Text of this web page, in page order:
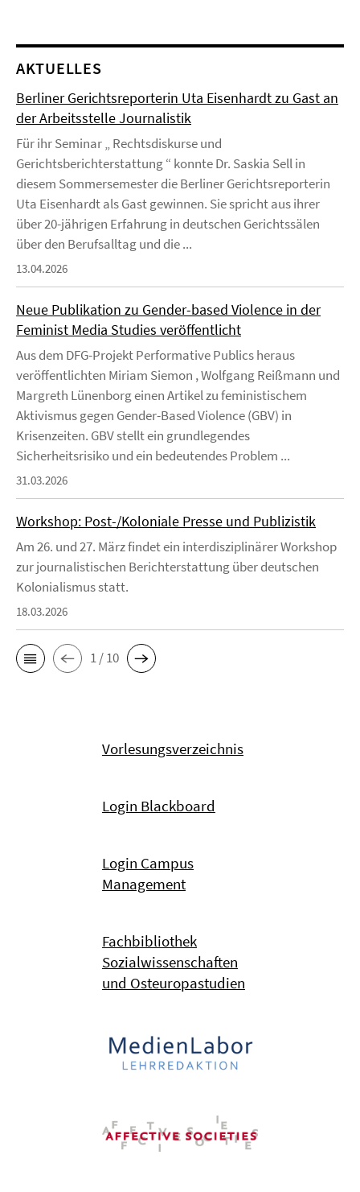
AKTUELLES
Berliner Gerichtsreporterin Uta Eisenhardt zu Gast an
der Arbeitsstelle Journalistik
Für ihr Seminar „ Rechtsdiskurse und
Gerichtsberichterstattung “ konnte Dr. Saskia Sell in
diesem Sommersemester die Berliner Gerichtsreporterin
Uta Eisenhardt als Gast gewinnen. Sie spricht aus ihrer
über 20-jährigen Erfahrung in deutschen Gerichtssälen
über den Berufsalltag und die ...
13.04.2026
Neue Publikation zu Gender-based Violence in der
Feminist Media Studies veröffentlicht
Aus dem DFG-Projekt Performative Publics heraus
veröffentlichten Miriam Siemon , Wolfgang Reißmann und
Margreth Lünenborg einen Artikel zu feministischem
Aktivismus gegen Gender-Based Violence (GBV) in
Krisenzeiten. GBV stellt ein grundlegendes
Sicherheitsrisiko und ein bedeutendes Problem ...
31.03.2026
Workshop: Post-/Koloniale Presse und Publizistik
Am 26. und 27. März findet ein interdisziplinärer Workshop
zur journalistischen Berichterstattung über deutschen
Kolonialismus statt.
18.03.2026
1 / 10
Vorlesungsverzeichnis
Login Blackboard
Login Campus
Management
Fachbibliothek
Sozialwissenschaften
und Osteuropastudien